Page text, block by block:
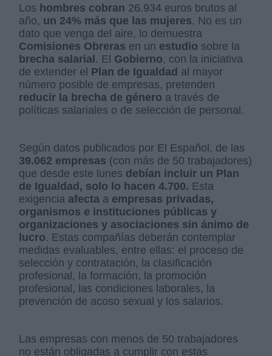
Los hombres cobran 26.934 euros brutos al
año, un 24% más que las mujeres. No es un
dato que venga del aire, lo demuestra
Comisiones Obreras en un estudio sobre la
brecha salarial . El Gobierno, con la iniciativa
de extender el Plan de Igualdad al mayor
número posible de empresas, pretenden
reducir la brecha de género a través de
políticas salariales o de selección de personal.
Según datos publicados por El Español, de las
39.062 empresas (con más de 50 trabajadores)
que desde este lunes debían incluir un Plan
de Igualdad, solo lo hacen 4.700. Esta
exigencia afecta a empresas privadas,
organismos e instituciones públicas y
organizaciones y asociaciones sin ánimo de
lucro. Estas compañías deberán contemplar
medidas evaluables, entre ellas: el proceso de
selección y contratación, la clasificación
profesional, la formación, la promoción
profesional, las condiciones laborales, la
prevención de acoso sexual y los salarios.
Las empresas con menos de 50 trabajadores
no están obligadas a cumplir con estas